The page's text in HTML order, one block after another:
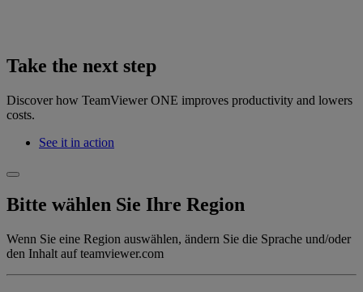
Take the next step
Discover how TeamViewer ONE improves productivity and lowers
costs.
See it in action
Bitte wählen Sie Ihre Region
Wenn Sie eine Region auswählen, ändern Sie die Sprache und/oder
den Inhalt auf teamviewer.com